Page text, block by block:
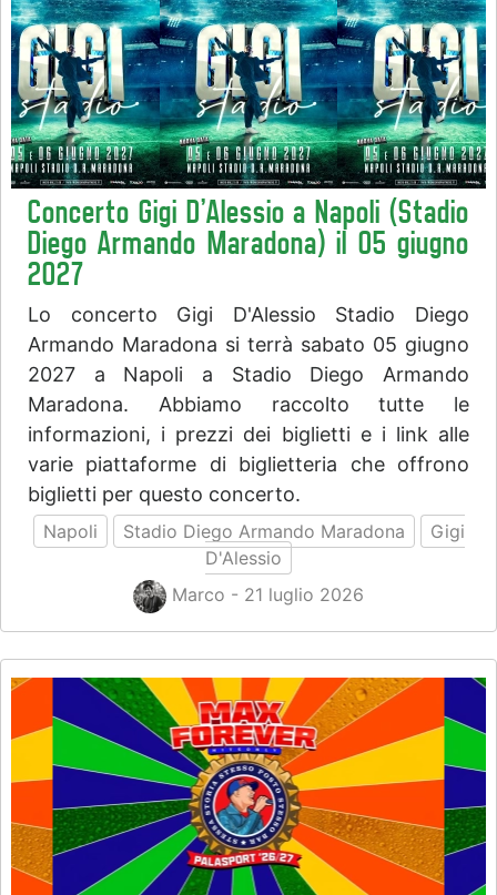
Concerto Gigi D'Alessio a Napoli (Stadio
Diego Armando Maradona) il 05 giugno
2027
Lo concerto Gigi D'Alessio Stadio Diego
Armando Maradona si terrà sabato 05 giugno
2027 a Napoli a Stadio Diego Armando
Maradona. Abbiamo raccolto tutte le
informazioni, i prezzi dei biglietti e i link alle
varie piattaforme di biglietteria che offrono
biglietti per questo concerto.
Napoli Stadio Diego Armando Maradona
Gigi
D'Alessio
Marco - 21 luglio 2026